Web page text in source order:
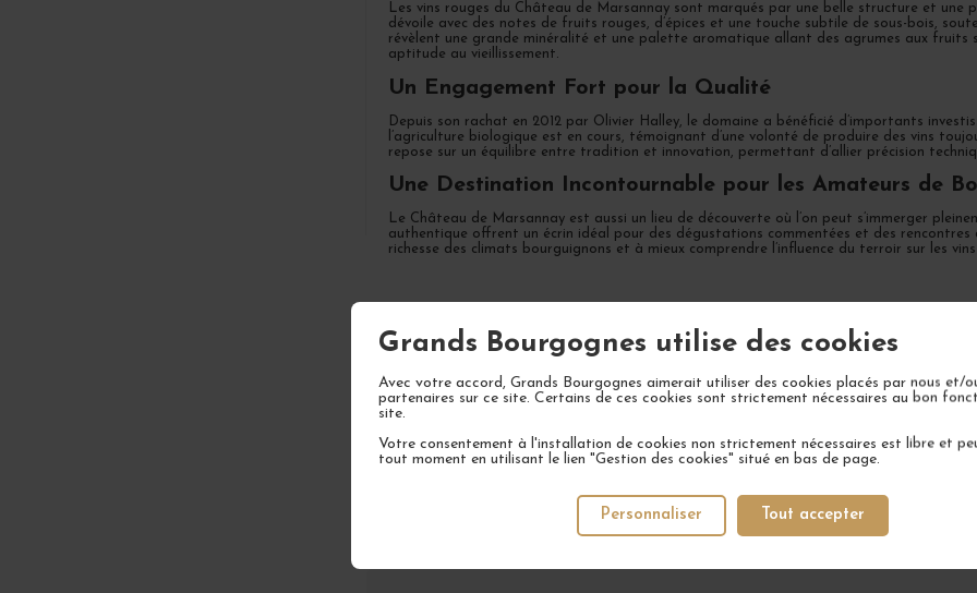
Grands Bourgognes utilise des cookies
Avec votre accord, Grands Bourgognes aimerait utiliser des cookies placés par nous et/
partenaires sur ce site. Certains de ces cookies sont strictement nécessaires au bon
site.
Votre consentement à l'installation de cookies non strictement nécessaires est libre et
tout moment en utilisant le lien "Gestion des cookies" situé en bas de page.
Tout accepter
Personnaliser
Les vins rouges du Château de Marsannay sont marqués par une belle structure et
dévoile avec des notes de fruits rouges, d’épices et une touche subtile de sous-bois,
révèlent une grande minéralité et une palette aromatique allant des agrumes aux fruits
aptitude au vieillissement.
Un Engagement Fort pour la Qualité
Depuis son rachat en 2012 par Olivier Halley, le domaine a bénéficié d’importants
l’agriculture biologique est en cours, témoignant d’une volonté de produire des vins
repose sur un équilibre entre tradition et innovation, permettant d’allier précision
Une Destination Incontournable pour les Amateurs de
Le Château de Marsannay est aussi un lieu de découverte où l’on peut s’immerger
authentique offrent un écrin idéal pour des dégustations commentées et des
richesse des climats bourguignons et à mieux comprendre l’influence du terroir sur les
FOIRE AUX QUESTIONS
Comment conserver un vin Château de Marsannay pour qu'il garde
Quels sont les meilleurs accords mets-vins avec un Château de